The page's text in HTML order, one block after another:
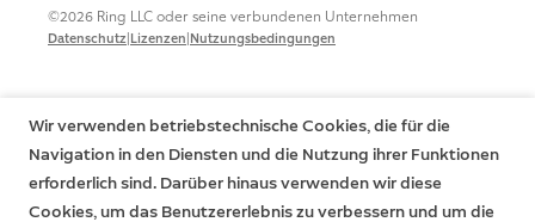
©2026 Ring LLC oder seine verbundenen Unternehmen
Datenschutz|Lizenzen|Nutzungsbedingungen
Wir verwenden betriebstechnische Cookies, die für die
Navigation in den Diensten und die Nutzung ihrer Funktionen
erforderlich sind. Darüber hinaus verwenden wir diese
Cookies, um das Benutzererlebnis zu verbessern und um die